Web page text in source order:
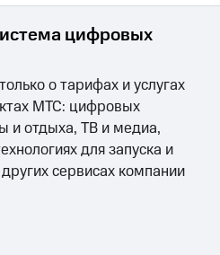
цифровых
о тарифах и услугах
МТС: цифровых
и отдыха, ТВ и медиа,
для запуска и
сервисах компании